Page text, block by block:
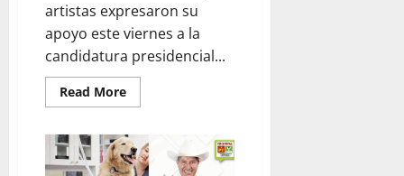
artistas expresaron su
apoyo este viernes a la
candidatura presidencial...
Read MoreRead
more
de
900
intelectuales,